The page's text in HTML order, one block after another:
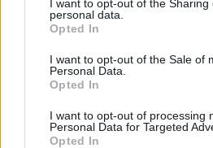
I want to opt-out of the Sharing
personal data.
Opted In
I want to opt-out of the Sale of
Personal Data.
Opted In
I want to opt-out of processing
Personal Data for Targeted
Opted In
semaine transformative